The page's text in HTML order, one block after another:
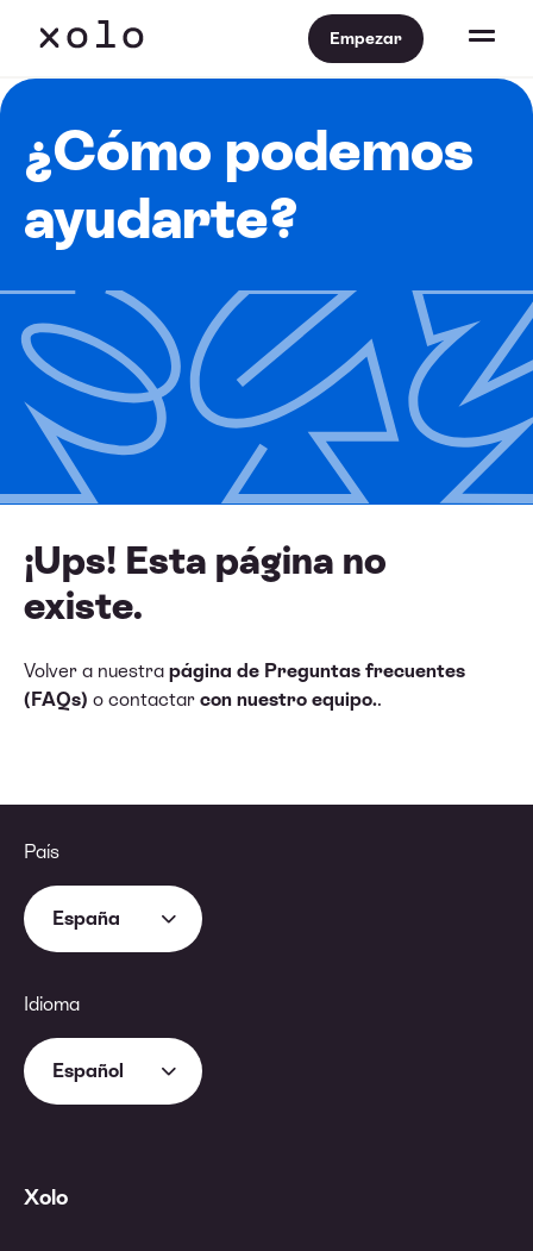
Empezar
¿Cómo podemos
ayudarte?
¡Ups! Esta página no
existe.
Volver a nuestra página de Preguntas frecuentes
(FAQs) o contactar con nuestro equipo..
País
España
Idioma
Español
Xolo